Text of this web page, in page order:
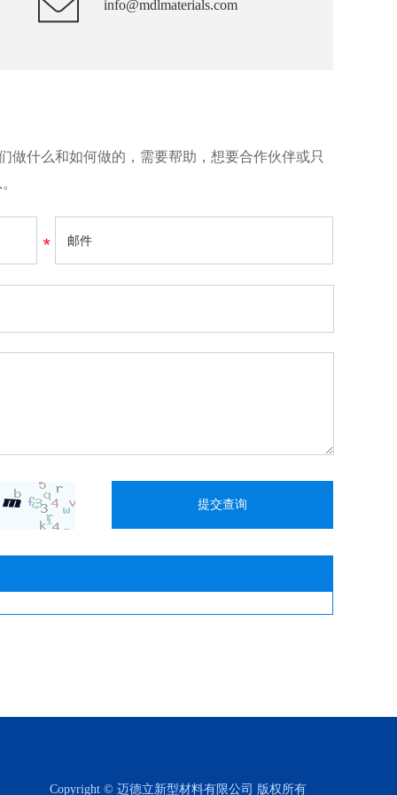
info@mdlmaterials.com
做什么和如何做的，需要帮助，想要合作伙伴或只
Copyright © 迈德立新型材料有限公司 版权所有